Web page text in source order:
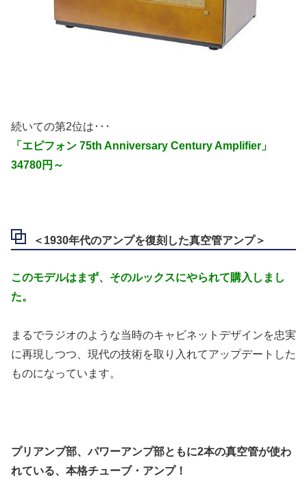
続いての第2位は･･･
「エピフォン 75th Anniversary Century Amplifier」
34780円～
＜1930年代のアンプを復刻した真空管アンプ＞
このモデルはまず、そのルックスにやられて購入しまし
た。
まるでラジオのような当時のキャビネットデザインを忠実
に再現しつつ、現代の技術を取り入れてアップデートした
ものになっています。
プリアンプ部、パワーアンプ部ともに2本の真空管が使わ
れている、本格チューブ・アンプ！